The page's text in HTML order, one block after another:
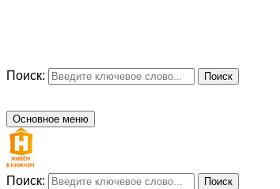
Поиск: Поиск
Основное меню
Поиск: Поиск